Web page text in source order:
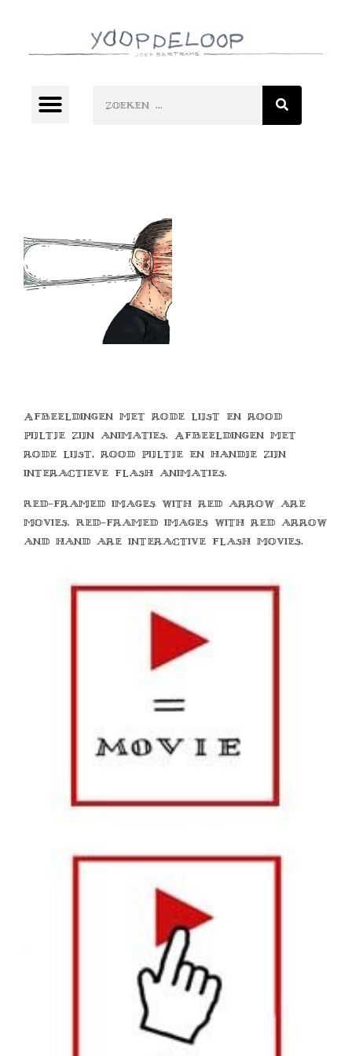
Afbeeldingen met rode lijst en rood
pijltje zijn animaties. Afbeeldingen met
rode lijst, rood pijltje en handje zijn
interactieve flash animaties.
Red-framed images with red arrow are
movies. Red-framed images with red arrow
and hand are interactive flash movies.